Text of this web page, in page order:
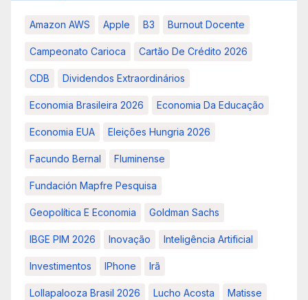
Amazon AWS Apple B3 Burnout Docente
Campeonato Carioca Cartão De Crédito 2026
CDB Dividendos Extraordinários
Economia Brasileira 2026 Economia Da Educação
Economia EUA Eleições Hungria 2026
Facundo Bernal Fluminense
Fundación Mapfre Pesquisa
Geopolítica E Economia Goldman Sachs
IBGE PIM 2026 Inovação Inteligência Artificial
Investimentos IPhone Irã
Lollapalooza Brasil 2026 Lucho Acosta Matisse